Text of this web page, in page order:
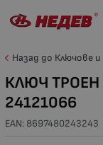
Назад до Ключове
КЛЮЧ
24121066
EAN: 8697480243243